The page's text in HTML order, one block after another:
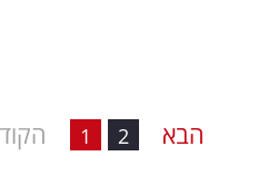
1 2 הבא